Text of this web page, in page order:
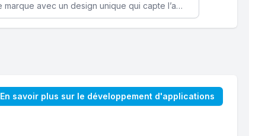
Renforcez l’identité de votre marque avec un design unique qui capte l’attention et engage vos clients.
En savoir plus sur le développement d'applications